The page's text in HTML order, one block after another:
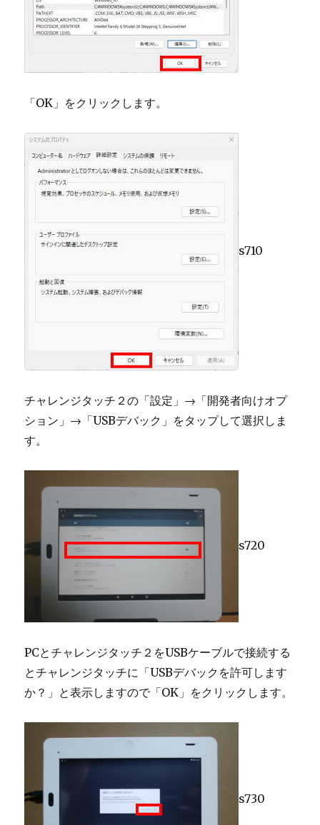
「OK」をクリックします。
s710
チャレンジタッチ２の「設定」→「開発者向けオプ
ション」→「USBデバック」をタップして選択しま
す。
s720
PCとチャレンジタッチ２をUSBケーブルで接続する
とチャレンジタッチに「USBデバックを許可します
か？」と表示しますので「OK」をクリックします。
s730